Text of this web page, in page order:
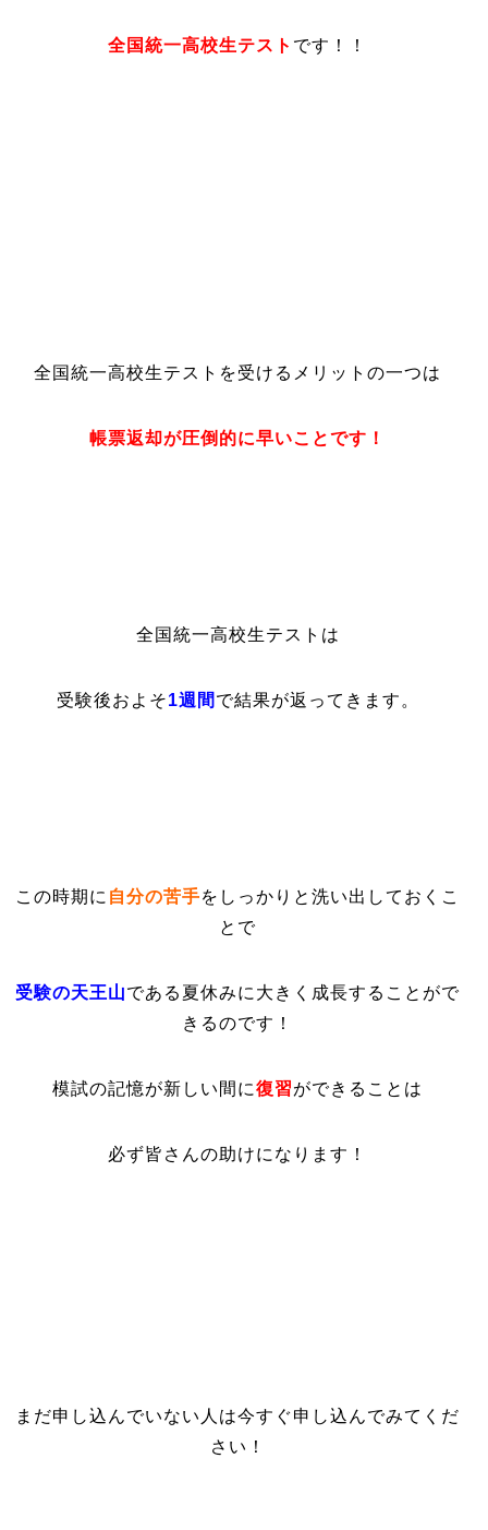
全国統一高校生テスト です！！
全国統一高校生テストを受けるメリットの一つは
帳票返却が圧倒的に早いことです！
全国統一高校生テストは
受験後およそ1週間 で結果が返ってきます。
この時期に 自分の苦手をしっかりと洗い出しておくこ
とで
受験の天王山である 夏休みに大きく成長することがで
きるのです！
模試の記憶が新しい間に復習ができることは
必ず皆さんの助けになります！
まだ申し込んでいない人は今すぐ申し込んでみてくだ
さい！